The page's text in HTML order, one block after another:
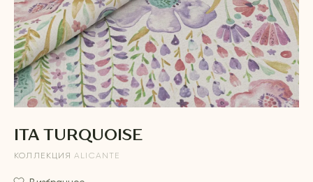
ITA TURQUOISE
КОЛЛЕКЦИЯ ALICANTE